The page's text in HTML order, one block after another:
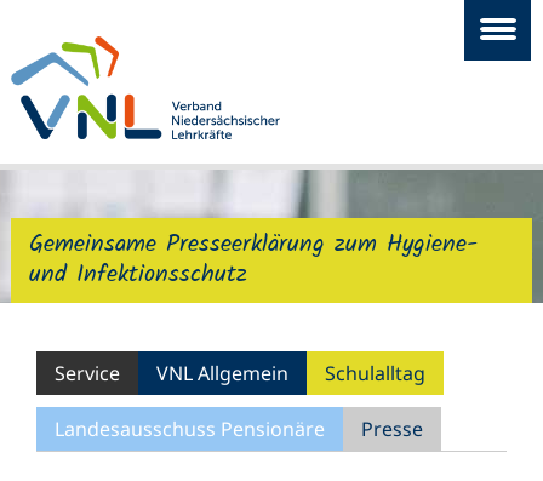
Gemeinsame Presseerklärung zum Hygiene-
und Infektionsschutz
Service VNL Allgemein Schulalltag
Landesausschuss Pensionäre Presse